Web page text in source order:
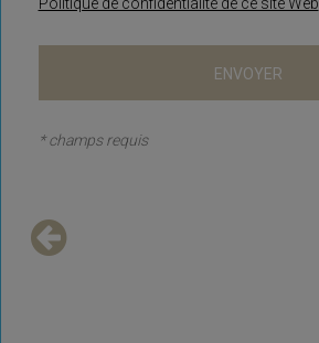
* champs requis